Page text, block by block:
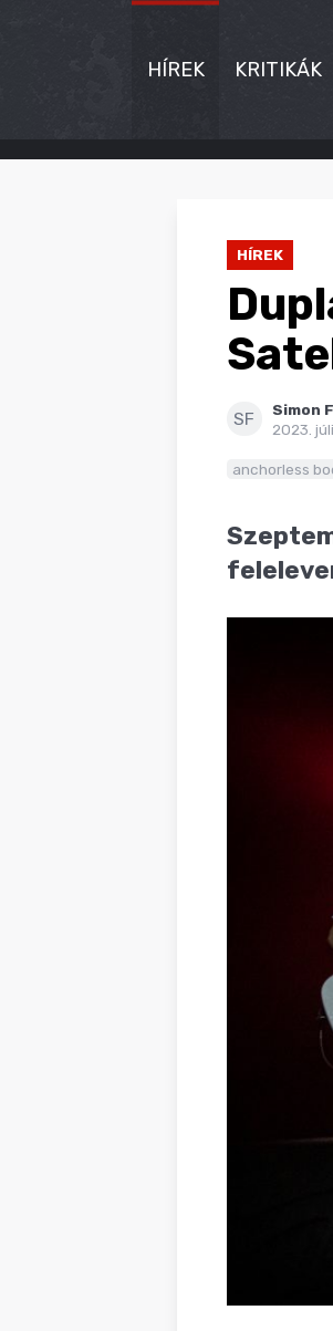
HÍREK KRITIKÁK
HÍREK
HÍREK
SF
Simon
2023.
anchorless